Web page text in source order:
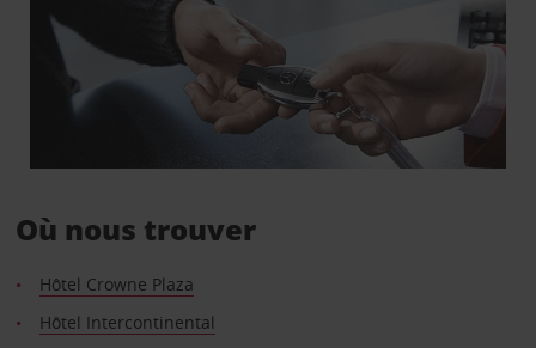
Où nous trouver
Hôtel Crowne Plaza
Hôtel Intercontinental